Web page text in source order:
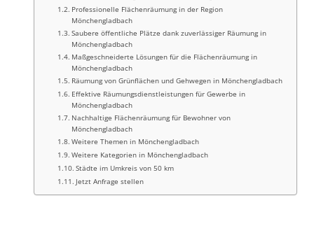
Professionelle Flächenräumung in der Region
Mönchengladbach
Saubere öffentliche Plätze dank zuverlässiger Räumung in
Mönchengladbach
Maßgeschneiderte Lösungen für die Flächenräumung in
Mönchengladbach
Räumung von Grünflächen und Gehwegen in Mönchengladbach
Effektive Räumungsdienstleistungen für Gewerbe in
Mönchengladbach
Nachhaltige Flächenräumung für Bewohner von
Mönchengladbach
Weitere Themen in Mönchengladbach
Weitere Kategorien in Mönchengladbach
Städte im Umkreis von 50 km
Jetzt Anfrage stellen